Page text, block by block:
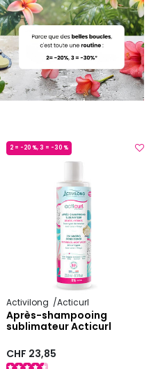
2 = -20 %, 3 = -30 %
Activilong Acticurl
Après-shampooing
sublimateur Acticurl
CHF 23,85